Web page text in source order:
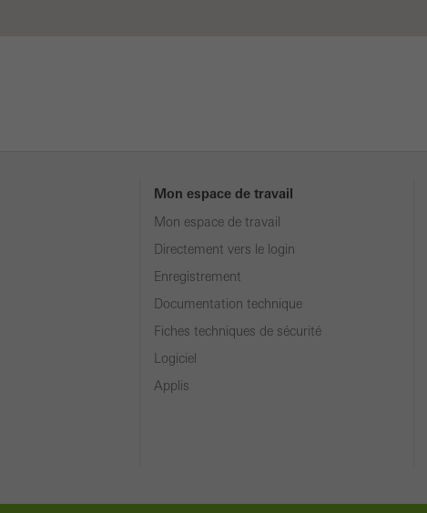
Mon espace de travail
Mon espace de travail
Directement vers le login
Enregistrement
Documentation technique
Fiches techniques de sécurité
Logiciel
Applis